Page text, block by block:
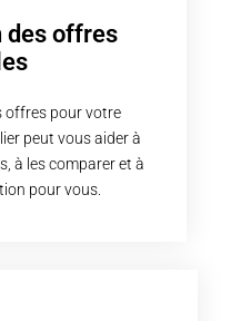
des offres
offres pour votre
peut vous aider à
à les comparer et à
pour vous.